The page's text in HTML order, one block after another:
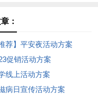
：
推荐】平安夜活动方案
促销活动方案
线上活动方案
病日宣传活动方案